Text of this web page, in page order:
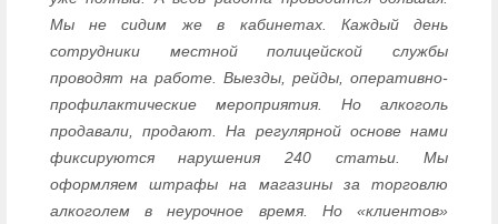
Мы не сидим же в кабинетах. Каждый день
сотрудники местной полицейской службы
проводят на работе. Выезды, рейды, оперативно-
профилактические мероприятия. Но алкоголь
продавали, продают. На регулярной основе нами
фиксируются нарушения 240 статьи. Мы
оформляем штрафы на магазины за торговлю
алкоголем в неурочное время. Но «клиентов»